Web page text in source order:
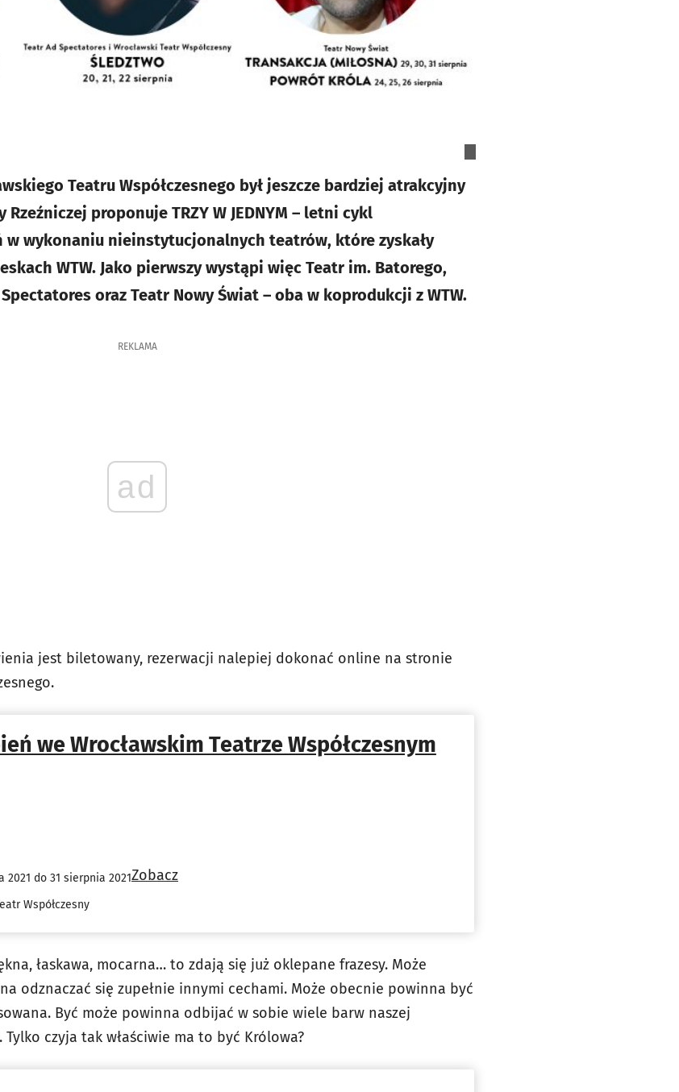
Teatru Współczesnego był jeszcze bardziej atrakcyjny
proponuje TRZY W JEDNYM – letni cykl
wykonaniu nieinstytucjonalnych teatrów, które zyskały
WTW. Jako pierwszy wystąpi więc Teatr im. Batorego,
oraz Teatr Nowy Świat – oba w koprodukcji z WTW.
REKLAMA
ad
jest biletowany, rezerwacji nalepiej dokonać online na stronie
we Wrocławskim Teatrze Współczesnym
2021 do 31 sierpnia 2021
Współczesny
Zobacz
łaskawa, mocarna… to zdają się już oklepane frazesy. Może
odznaczać się zupełnie innymi cechami. Może obecnie powinna być
Być może powinna odbijać w sobie wiele barw naszej
czyja tak właściwie ma to być Królowa?